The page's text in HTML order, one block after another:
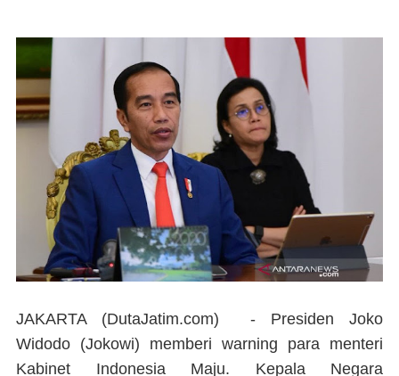
JAKARTA (DutaJatim.com) - Presiden Joko
Widodo (Jokowi) memberi warning para menteri
Kabinet Indonesia Maju. Kepala Negara